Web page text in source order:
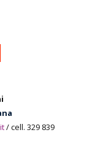
/ cell. 329 839